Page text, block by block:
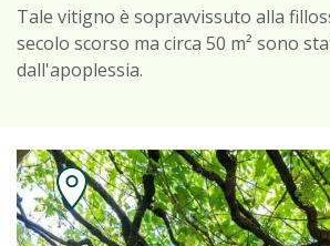
Tale vitigno è sopravvissuto alla
secolo scorso ma circa 50 m² sono
dall'apoplessia.